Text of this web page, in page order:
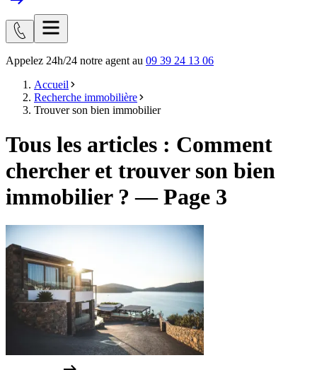
Appelez 24h/24 notre agent au 09 39 24 13 06
Accueil
Recherche immobilière
Trouver son bien immobilier
Tous les articles : Comment
chercher et trouver son bien
immobilier ? — Page 3